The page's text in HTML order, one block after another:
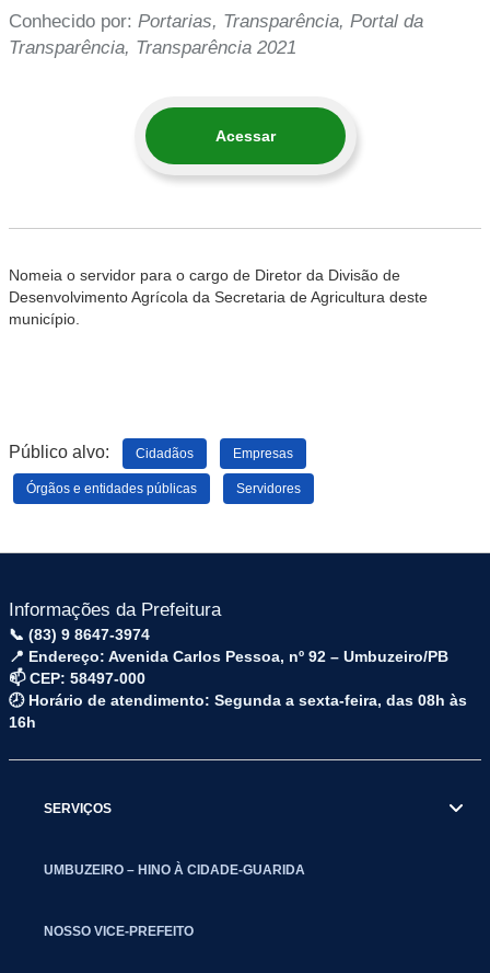
Conhecido por: Portarias, Transparência, Portal da
Transparência, Transparência 2021
Acessar
Nomeia o servidor para o cargo de Diretor da Divisão de
Desenvolvimento Agrícola da Secretaria de Agricultura deste
município.
Público alvo: Cidadãos Empresas
Órgãos e entidades públicas Servidores
Informações da Prefeitura
📞 (83) 9 8647-3974
📍 Endereço: Avenida Carlos Pessoa, nº 92 – Umbuzeiro/PB
📫 CEP: 58497-000
🕗 Horário de atendimento: Segunda a sexta-feira, das 08h às
16h
SERVIÇOS
UMBUZEIRO – HINO À CIDADE-GUARIDA
NOSSO VICE-PREFEITO